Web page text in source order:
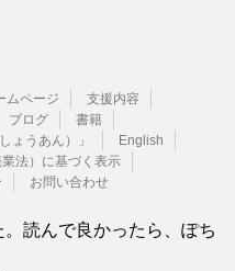
ムページ
支援内容
ブログ
書籍
ょうあん）」
English
法）に基づく表示
お問い合わせ
読んで良かったら、ぽち